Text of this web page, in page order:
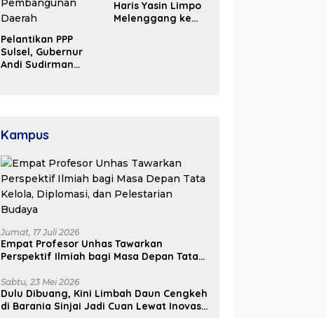
Pelantikan PPP
Sulsel, Gubernur
Andi Sudirman
Daerah
Haris Yasin Limpo
Melenggang ke
Kampus
Jumat, 17 Juli 2026
Empat Profesor Unhas Tawarkan
Perspektif Ilmiah bagi Masa Depan Tata
Budaya
Sabtu, 23 Mei 2026
Dulu Dibuang, Kini Limbah Daun Cengkeh
di Barania Sinjai Jadi Cuan Lewat Inovasi